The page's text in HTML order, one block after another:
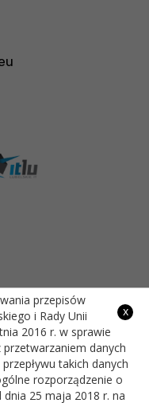
x
przepisów
i Rady Unii
2016 r. w sprawie
danych
takich danych
rozporządzenie o
25 maja 2018 r. na